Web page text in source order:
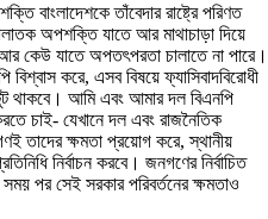
বাংলাদেশকে তাঁবেদার রাষ্ট্রে পরিণত
অপশক্তি যাতে আর মাথাচাড়া দিয়ে
কেউ যাতে অপতৎপরতা চালাতে না পারে।
করে, এসব বিষয়ে ফ্যাসিবাদবিরোধী
থাকবে। আমি এবং আমার দল বিএনপি
চাই- যেখানে দল এবং রাজনৈতিক
তাদের ক্ষমতা প্রয়োগ করে, স্থানীয়
নির্বাচন করবে। জনগণের নির্বাচিত
সময় পর সেই সরকার পরিবর্তনের ক্ষমতাও